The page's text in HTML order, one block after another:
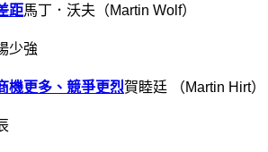
距馬丁．沃夫（Martin Wolf）
少強
更多、競爭更烈賀睦廷 （Martin Hirt）